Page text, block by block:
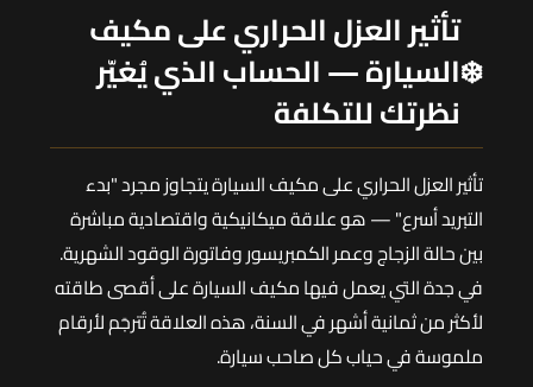
❄️
تأثير العزل الحراري على مكيف
السيارة — الحساب الذي يُغيّر
نظرتك للتكلفة
تأثير العزل الحراري على مكيف السيارة يتجاوز مجرد "بدء
التبريد أسرع" — هو علاقة ميكانيكية واقتصادية مباشرة
بين حالة الزجاج وعمر الكمبريسور وفاتورة الوقود الشهرية.
في جدة التي يعمل فيها مكيف السيارة على أقصى طاقته
لأكثر من ثمانية أشهر في السنة، هذه العلاقة تُترجَم لأرقام
ملموسة في حياب كل صاحب سيارة.